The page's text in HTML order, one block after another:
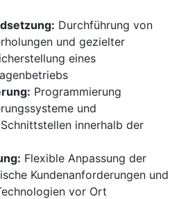
Durchführung von
und gezielter
eines
Programmierung
und
innerhalb der
Flexible Anpassung der
Kundenanforderungen und
vor Ort